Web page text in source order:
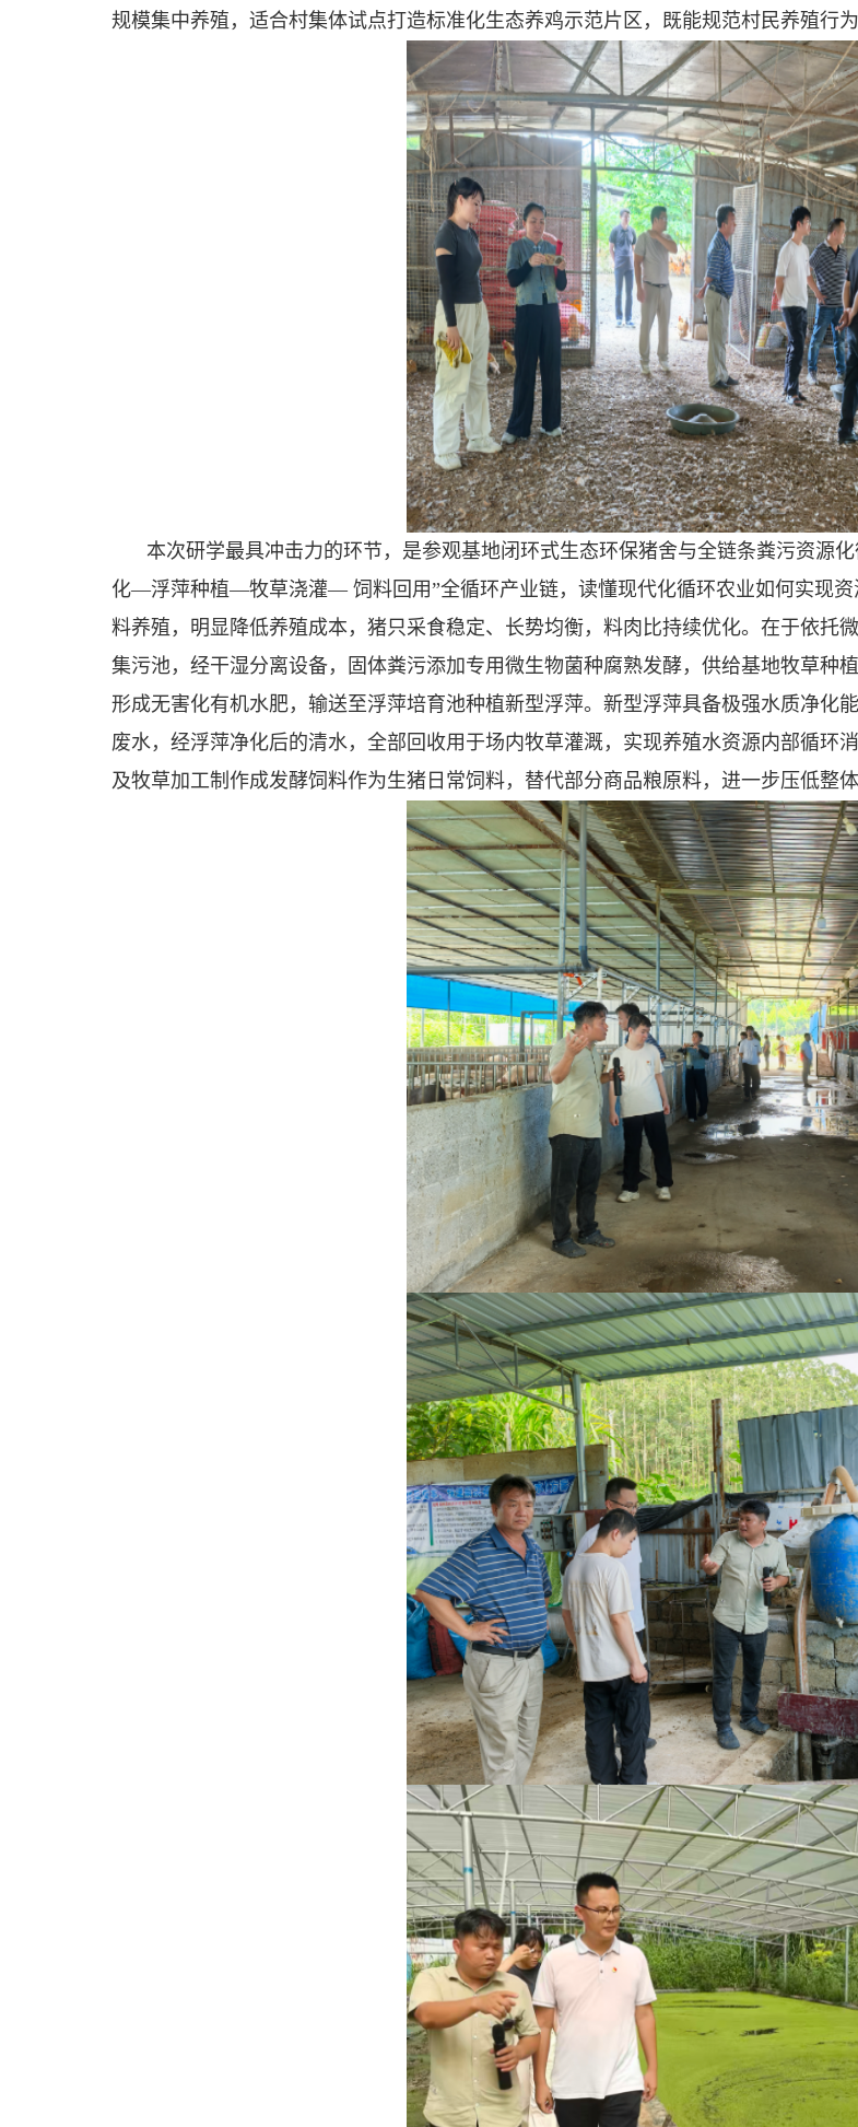
规模集中养殖，适合村集体试点打造标准化生态养鸡示范片区，既能规范村民养殖行
本次研学最具冲击力的环节，是参观基地闭环式生态环保猪舍与全链条粪污资
化—浮萍种植—牧草浇灌— 饲料回用”全循环产业链，读懂现代化循环农业如何实现资
料养殖 ， 明显降低养殖成本， 猪只采食稳定、长势均衡，料肉比持续优化。在于依托
集污池，经干湿分离设备，固体粪污添加专用微生物菌种腐熟发酵，供给基地牧草种植
形成无害化有机水肥，输送至浮萍培育池种植新型浮萍。 新型浮萍具备极强水质净化
废水，经浮萍净化后的清水，全部回收用于场内牧草灌溉，实现养殖水资源内部循环
及牧草加工制作成发酵饲料作为生猪日常饲料，替代部分商品粮原料，进一步压低整体